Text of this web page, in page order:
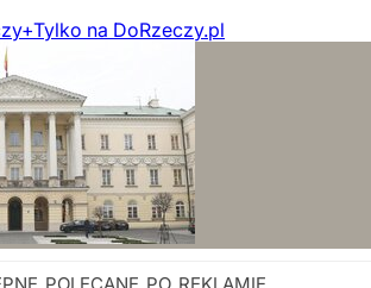
Tylko na DoRzeczy.pl